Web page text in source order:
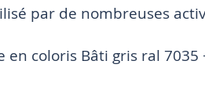
par de nombreuses
coloris Bâti gris ral 7035